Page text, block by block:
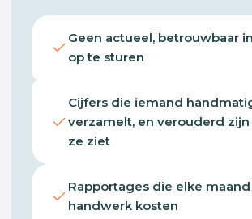
Geen actueel, betrouwbaar
op te sturen
Cijfers die iemand
verzamelt, en verouderd zijn
ze ziet
Rapportages die elke
handwerk kosten